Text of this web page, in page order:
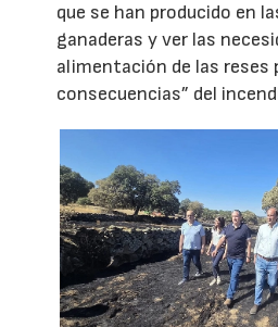
que se han producido en
ganaderas y ver las
alimentación de las reses
consecuencias” del